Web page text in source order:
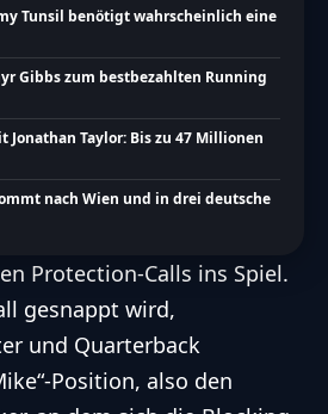
Tunsil benötigt wahrscheinlich eine
Gibbs zum bestbezahlten Running
Jonathan Taylor: Bis zu 47 Millionen
nach Wien und in drei deutsche
Protection-Calls ins Spiel.
gesnappt wird,
und Quarterback
Position, also den